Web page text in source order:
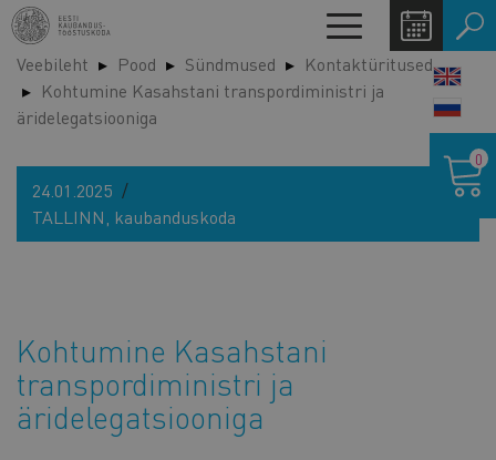
Liigu
edasi
põhisisu
juurde
Toggle
navigation
Veebileht Pood Sündmused
Kontaktüritused
Kohtumine Kasahstani transpordiministri ja
äridelegatsiooniga
24.01.2025
TALLINN, kaubanduskoda
Kohtumine Kasahstani
transpordiministri ja
äridelegatsiooniga
0